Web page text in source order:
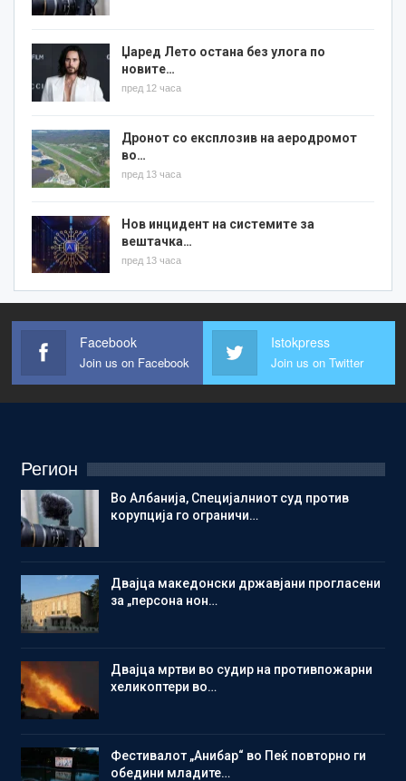
Џаред Лето остана без улога по
новите…
пред 12 часа
Дронот со експлозив на аеродромот
во…
пред 13 часа
Нов инцидент на системите за
вештачка…
пред 13 часа
Facebook
Join us on Facebook
Istokpress
Join us on Twitter
Регион
Во Албанија, Специјалниот суд против
корупција го ограничи…
Двајца македонски државјани прогласени
за „персона нон…
Двајца мртви во судир на противпожарни
хеликоптери во…
Фестивалот „Анибар“ во Пеќ повторно ги
обедини младите…